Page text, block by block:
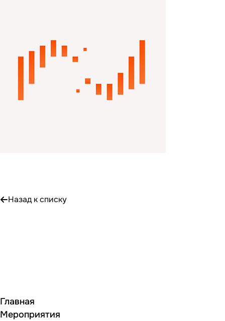
Назад к списку
Главная
Мероприятия